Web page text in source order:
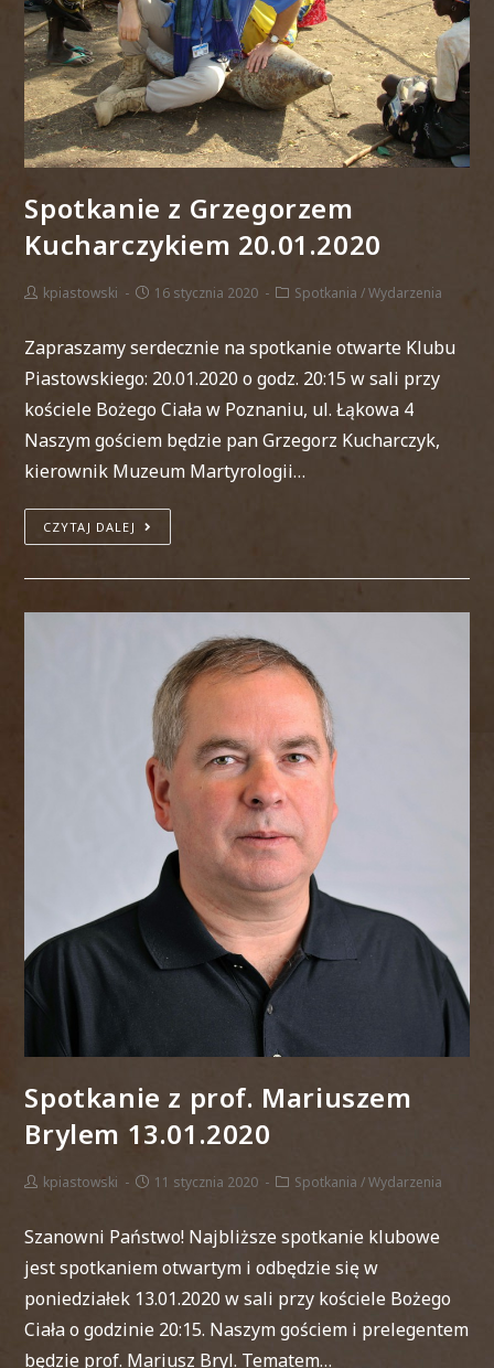
Spotkanie z Grzegorzem
Kucharczykiem 20.01.2020
kpiastowski 16 stycznia 2020 Spotkania / Wydarzenia
Zapraszamy serdecznie na spotkanie otwarte Klubu
Piastowskiego: 20.01.2020 o godz. 20:15 w sali przy
kościele Bożego Ciała w Poznaniu, ul. Łąkowa 4
Naszym gościem będzie pan Grzegorz Kucharczyk,
kierownik Muzeum Martyrologii…
CZYTAJ DALEJ
Spotkanie z prof. Mariuszem
Brylem 13.01.2020
kpiastowski 11 stycznia 2020 Spotkania / Wydarzenia
Szanowni Państwo! Najbliższe spotkanie klubowe
jest spotkaniem otwartym i odbędzie się w
poniedziałek 13.01.2020 w sali przy kościele Bożego
Ciała o godzinie 20:15. Naszym gościem i prelegentem
będzie prof. Mariusz Bryl. Tematem…